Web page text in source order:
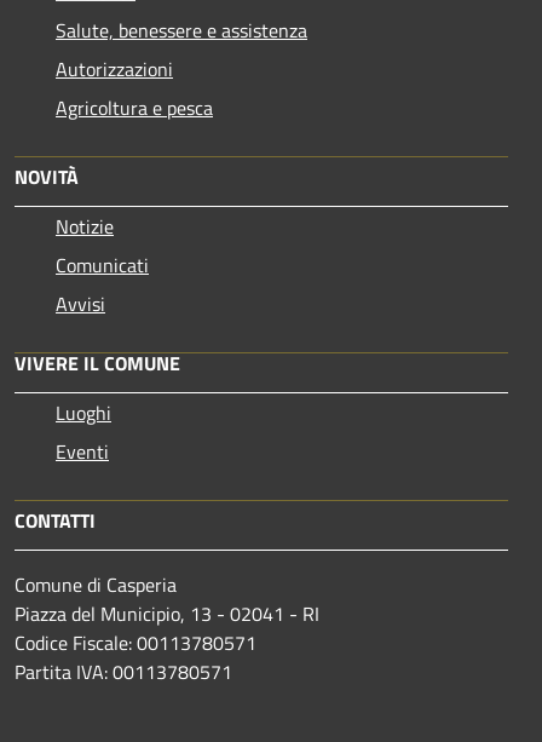
Salute, benessere e assistenza
Autorizzazioni
Agricoltura e pesca
NOVITÀ
Notizie
Comunicati
Avvisi
VIVERE IL COMUNE
Luoghi
Eventi
CONTATTI
Comune di Casperia
Piazza del Municipio, 13 - 02041 - RI
Codice Fiscale: 00113780571
Partita IVA: 00113780571